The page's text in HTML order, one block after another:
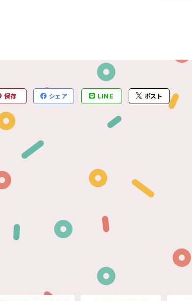
保存 シェア LINE ポスト